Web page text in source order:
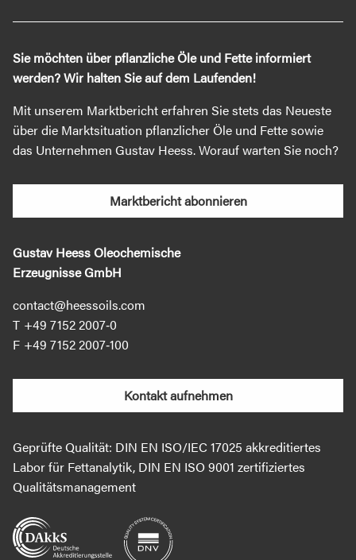
Sie möchten über pflanzliche Öle und Fette informiert
werden? Wir halten Sie auf dem Laufenden!
Mit unserem Marktbericht erfahren Sie stets das Neueste
über die Marktsituation pflanzlicher Öle und Fette sowie
das Unternehmen Gustav Heess. Worauf warten Sie noch?
Marktbericht abonnieren
Gustav Heess Oleochemische
Erzeugnisse GmbH
contact@heessoils.com
+49 7152 2007‐0
+49 7152 2007‐100
Kontakt aufnehmen
Geprüfte Qualität: DIN EN ISO/IEC 17025 akkreditiertes
Labor für Fettanalytik, DIN EN ISO 9001 zertifiziertes
Qualitätsmanagement